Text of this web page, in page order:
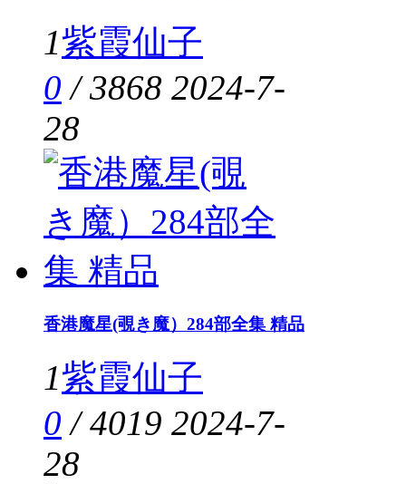
1紫霞仙子
0 /3868 2024-7-
28
香港魔星(覗き魔）284部全集 精品
1紫霞仙子
0 /4019 2024-7-
28